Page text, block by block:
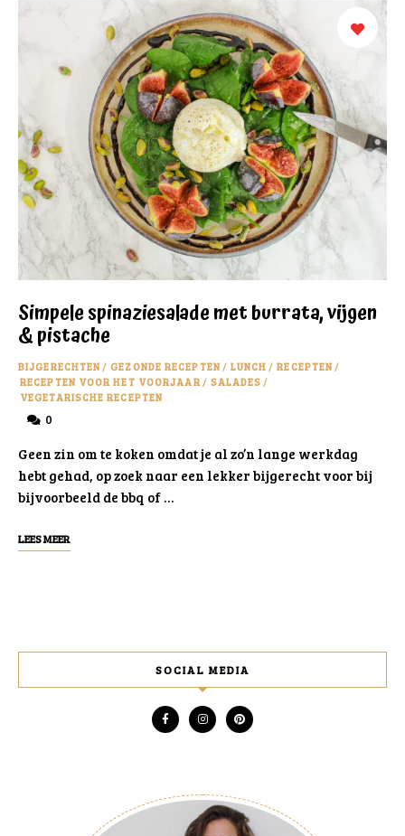
Simpele spinaziesalade met burrata, vijgen
& pistache
BIJGERECHTEN/ GEZONDE RECEPTEN/ LUNCH / RECEPTEN/
RECEPTEN VOOR HET VOORJAAR/ SALADES /
VEGETARISCHE RECEPTEN
0
Geen zin om te koken omdat je al zo’n lange werkdag
hebt gehad, op zoek naar een lekker bijgerecht voor bij
bijvoorbeeld de bbq of …
LEES MEER
SOCIAL MEDIA